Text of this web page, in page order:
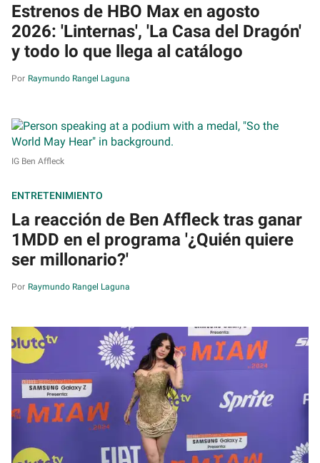
Estrenos de HBO Max en agosto
2026: 'Linternas', 'La Casa del Dragón'
y todo lo que llega al catálogo
Raymundo Rangel Laguna
IG Ben Affleck
ENTRETENIMIENTO
La reacción de Ben Affleck tras ganar
1MDD en el programa '¿Quién quiere
ser millonario?'
Raymundo Rangel Laguna